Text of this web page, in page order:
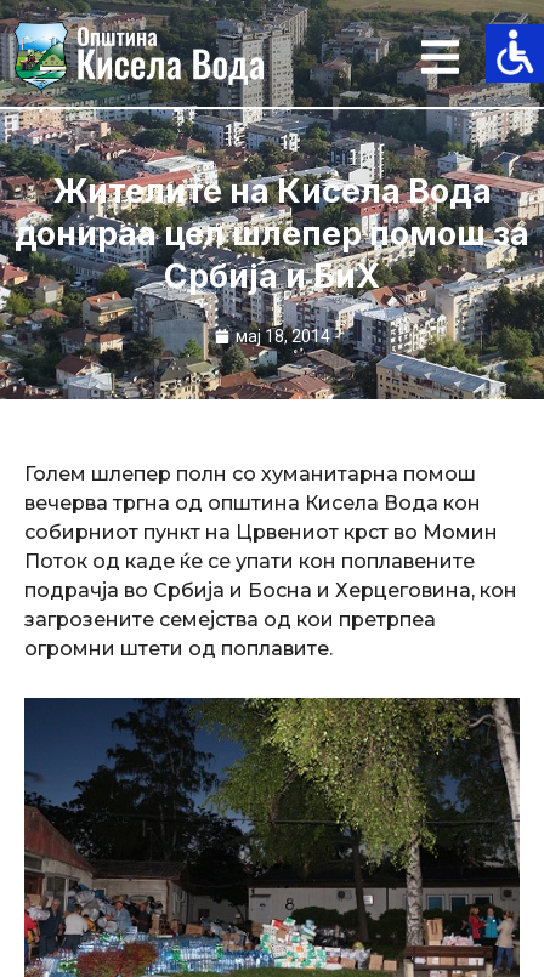
Skip
to
content
Жителите на Кисела Вода
донираа цел шлепер помош за
Србија и БиХ
мај 18, 2014
Голем шлепер полн со хуманитарна помош
вечерва тргна од општина Кисела Вода кон
собирниот пункт на Црвениот крст во Момин
Поток од каде ќе се упати кон поплавените
подрачја во Србија и Босна и Херцеговина, кон
загрозените семејства од кои претрпеа
огромни штети од поплавите.